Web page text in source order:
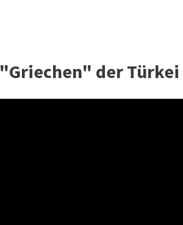
der Türkei |